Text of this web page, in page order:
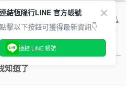
站使用 cookie 方式之詳情，及若您不希
腦的 cookie 設定，請參閱本網站「
隱私
本網站即表示您同意本公司得按本網站使
知道了
連結恆隆行LINE 官方帳號
點擊以下按鈕可獲得最新資訊👇
連結 LINE 帳號